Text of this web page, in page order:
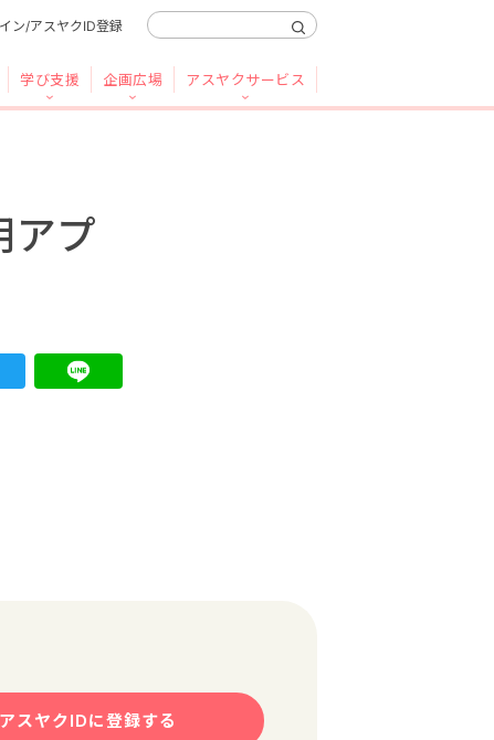
ン/アスヤクID登録
学び支援 企画広場 アスヤクサービス
アプ
アスヤクIDに登録する